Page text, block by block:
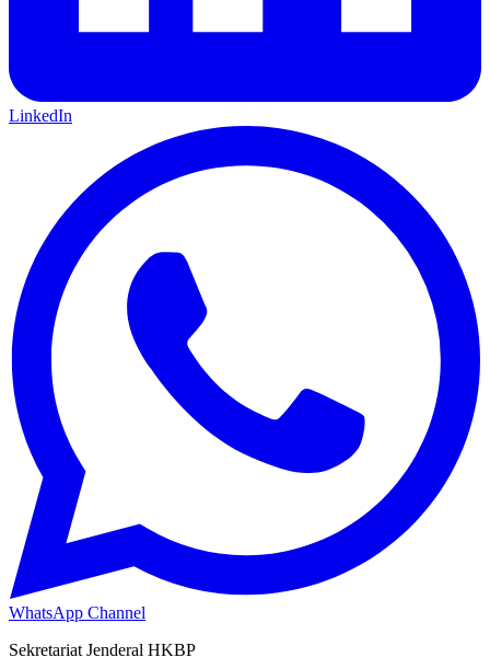
LinkedIn
WhatsApp Channel
Sekretariat Jenderal HKBP